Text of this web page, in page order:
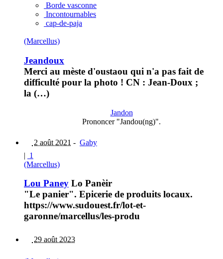
Borde vasconne
Incontournables
cap-de-paja
(Marcellus)
Jeandoux
Merci au mèste d'oustaou qui n'a pas fait de
difficulté pour la photo ! CN : Jean-Doux ;
la (…)
Jandon
Prononcer "Jandou(ng)".
2 août 2021 - Gaby
| 1
(Marcellus)
Lou Paney Lo Panèir
"Le panier". Epicerie de produits locaux.
https://www.sudouest.fr/lot-et-
garonne/marcellus/les-produ
29 août 2023